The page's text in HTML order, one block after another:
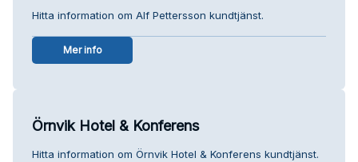
Hitta information om Alf Pettersson kundtjänst.
Mer info
Örnvik Hotel & Konferens
Hitta information om Örnvik Hotel & Konferens kundtjänst.